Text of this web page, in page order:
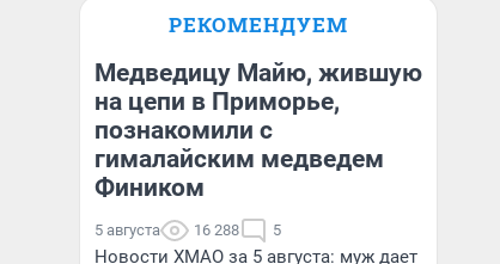
РЕКОМЕНДУЕМ
Медведицу Майю, жившую
на цепи в Приморье,
познакомили с
гималайским медведем
Фиником
5 августа 16 288 5
Новости ХМАО за 5 августа: муж дает